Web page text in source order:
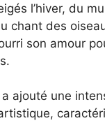
l’hiver, du
chant des
son amour
ajouté une